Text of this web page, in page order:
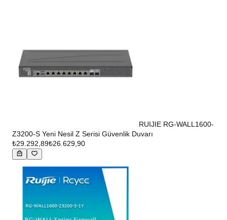
RUIJIE RG-WALL1600-
Z3200-S Yeni Nesil Z Serisi Güvenlik Duvarı
₺29.292,89₺26.629,90